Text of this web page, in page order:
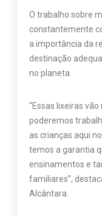
O trabalho sobre
constantemente
a importância da
destinação
no planeta.
“Essas lixeiras
poderemos
as crianças aqui
temos a garantia
ensinamentos e
familiares”,
Alcântara.